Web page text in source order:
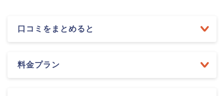
口コミをまとめると
料金プラン